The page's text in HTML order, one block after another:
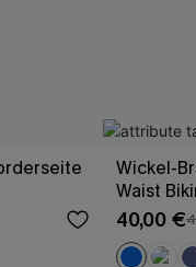
Wickel-
Waist
40,00 €